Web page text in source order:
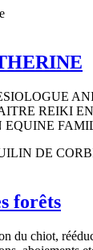
REIKI
EQUINE
DE
forêts
du chiot,